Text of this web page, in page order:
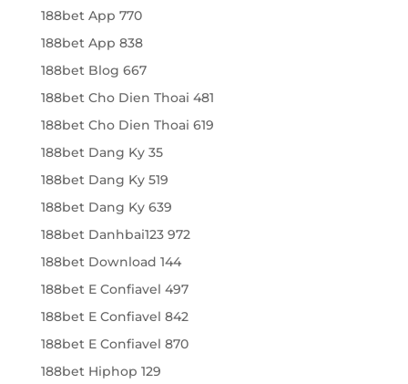
188bet App 770
188bet App 838
188bet Blog 667
188bet Cho Dien Thoai 481
188bet Cho Dien Thoai 619
188bet Dang Ky 35
188bet Dang Ky 519
188bet Dang Ky 639
188bet Danhbai123 972
188bet Download 144
188bet E Confiavel 497
188bet E Confiavel 842
188bet E Confiavel 870
188bet Hiphop 129